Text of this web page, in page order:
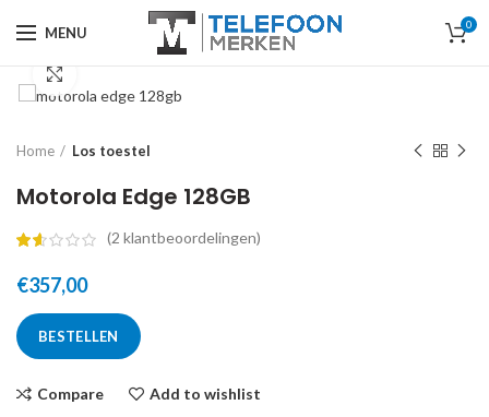
MENU 0
Home Los toestel
Motorola Edge 128GB
(2 klantbeoordelingen)
€357,00
BESTELLEN
Compare Add to wishlist